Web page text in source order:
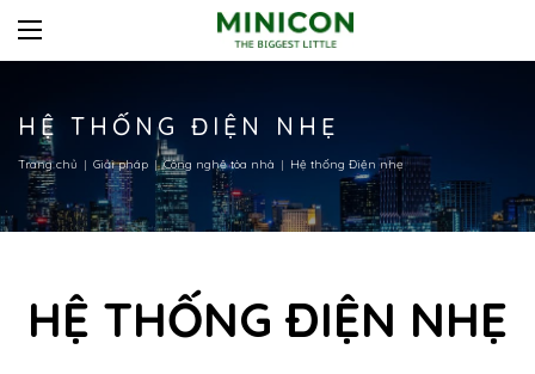
HỆ THỐNG ĐIỆN NHẸ
Trang chủ Giải pháp Công nghệ tòa nhà Hệ thống Điện nhẹ
HỆ THỐNG ĐIỆN NHẸ